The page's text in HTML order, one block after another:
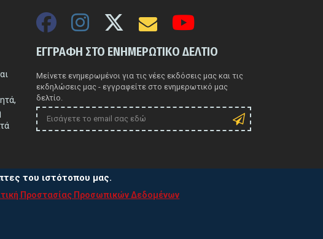
ΕΓΓΡΑΦΗ ΣΤΟ ΕΝΗΜΕΡΩΤΙΚΟ ΔΕΛΤΙΟ
Μείνετε ενημερωμένοι για τις νέες εκδόσεις μας και τις
εκδηλώσεις μας - εγγραφείτε στο ενημερωτικό μας
δελτίο.
του ιστότοπου μας.
Προστασίας Προσωπικών Δεδομένων